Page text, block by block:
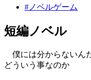
#ノベルゲーム
短編ノベル
僕には分からないん
どういう事なのか